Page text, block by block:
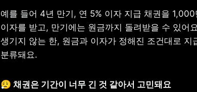
예를 들어 4년 만기, 연 5% 이자 지급 채권을
이자를 받고, 만기에는 원금까지 돌려받을 수 있어
생기지 않는 한, 원금과 이자가 정해진 조건대로 지
분류돼요.
😮‍💨 채권은 기간이 너무 긴 것 같아서 고민돼요